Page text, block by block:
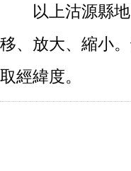
以上沽源縣
移、放大、縮小
取經緯度。